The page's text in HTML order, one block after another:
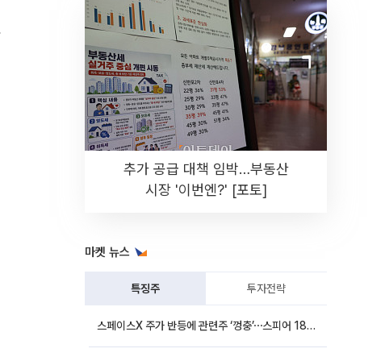
추가 공급 대책 임박…부동산
시장 '이번엔?' [포토]
마켓 뉴스
특징주 투자전략
스페이스X 주가 반등에 관련주 ‘껑충’⋯스피어 18%ㆍ에이치브이엠 12%↑